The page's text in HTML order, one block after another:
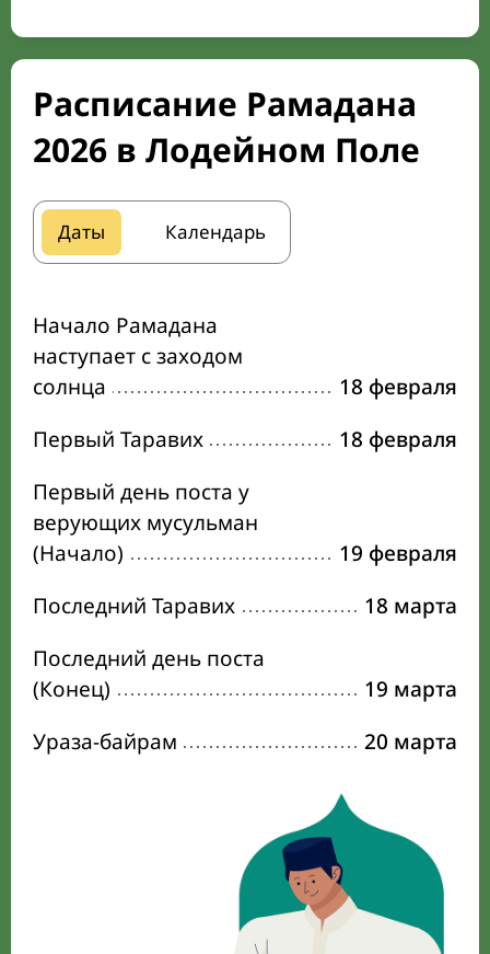
Расписание Рамадана
2026 в Лодейном Поле
Даты Календарь
Начало Рамадана
наступает с заходом
солнца
18 февраля
Первый Таравих
18 февраля
Первый день поста у
верующих мусульман
(Начало)
19 февраля
Последний Таравих
18 марта
Последний день поста
(Конец)
19 марта
Ураза-байрам
20 марта